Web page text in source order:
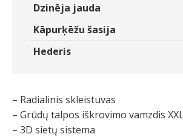
Dzinēja jauda
Kāpurķēžu šasija
Hederis
– Radialinis skleistuvas
– Grūdų talpos iškrovimo vamzdis
– 3D sietų sistema